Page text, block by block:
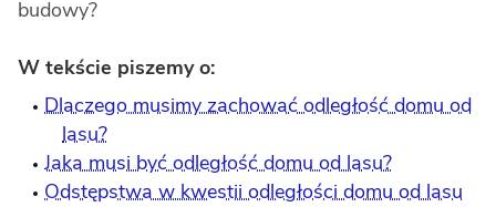
budowy?
W tekście piszemy o:
Dlaczego musimy zachować odległość domu od
lasu?
Jaka musi być odległość domu od lasu?
Odstępstwa w kwestii odległości domu od lasu